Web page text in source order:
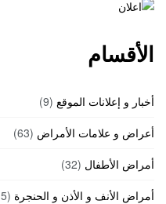
الأقسام
أخبار و إعلانات الموقع (9)
أعراض و علامات الأمراض (63)
أمراض الأطفال (32)
أمراض الأنف و الأذن و الحنجرة (15)